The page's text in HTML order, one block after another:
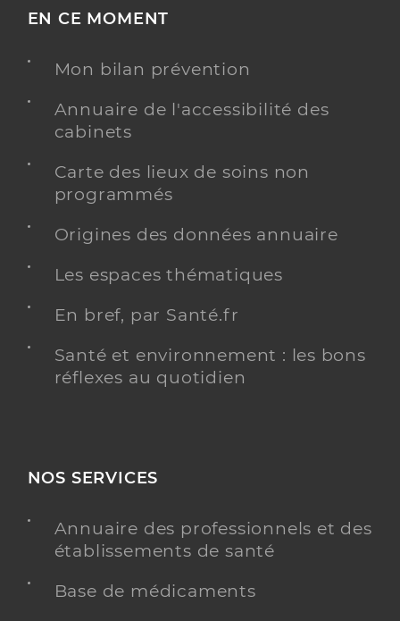
EN CE MOMENT
Mon bilan prévention
Annuaire de l'accessibilité des
cabinets
Carte des lieux de soins non
programmés
Origines des données annuaire
Les espaces thématiques
En bref, par Santé.fr
Santé et environnement : les bons
réflexes au quotidien
NOS SERVICES
Annuaire des professionnels et des
établissements de santé
Base de médicaments